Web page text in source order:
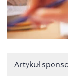
Artykuł